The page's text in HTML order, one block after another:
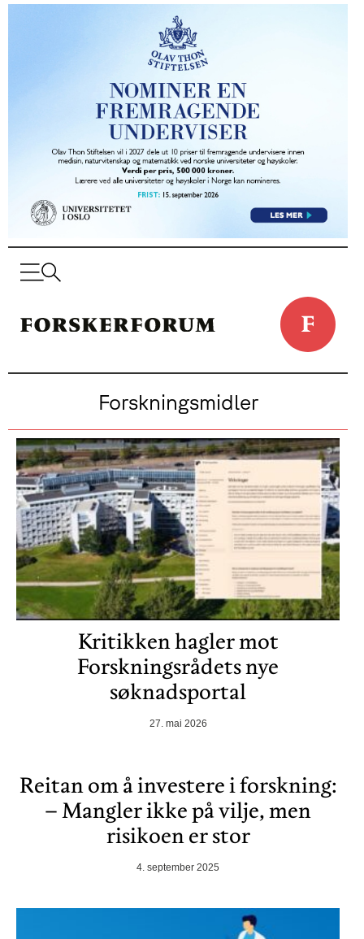
Forskningsmidler
Kritikken hagler mot
Forskningsrådets nye
søknadsportal
27. mai 2026
Reitan om å investere i forskning:
– Mangler ikke på vilje, men
risikoen er stor
4. september 2025